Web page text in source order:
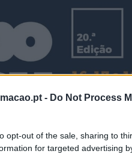
- Do Not Process
opt-out of the sale, sharing to
for targeted advertising